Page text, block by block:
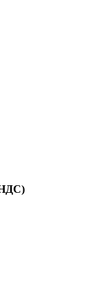
НДС)